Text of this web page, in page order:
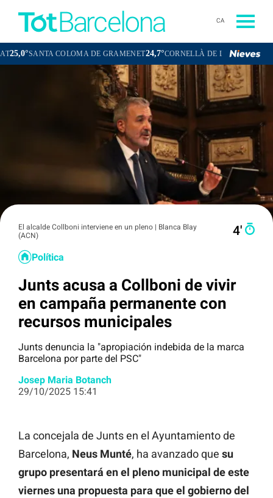
CA
COLOMA DE GRAMENET24,7°CORNELLÀ DE LLOBREGAT23,7°
El alcalde Collboni interviene en un pleno | Blanca Blay
(ACN)
4′
Política
Junts acusa a Collboni de vivir
en campaña permanente con
recursos municipales
Junts denuncia la "apropiación indebida de la marca
Barcelona por parte del PSC"
Josep Maria Botanch
29/10/2025 15:41
La concejala de Junts en el Ayuntamiento de
Barcelona, ​​ Neus Munté, ha avanzado que su
grupo presentará en el pleno municipal de este
viernes una propuesta para que el gobierno del